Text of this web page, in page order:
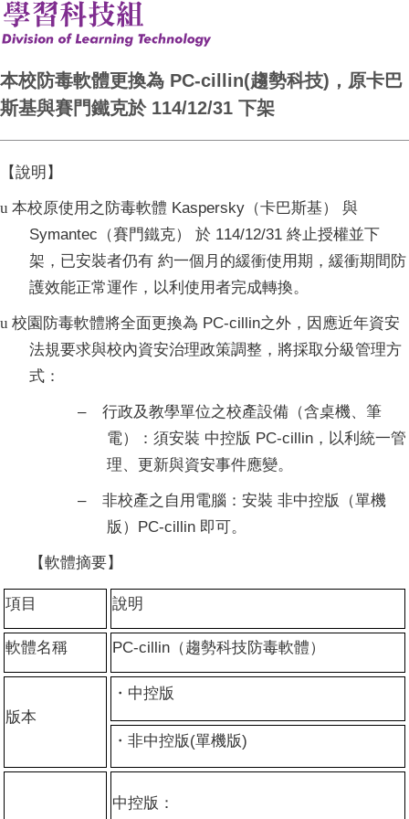
本校防毒軟體更換為 PC-cillin(趨勢科技)，原卡巴
斯基與賽門鐵克於 114/12/31 下架
【說明】
u 本校原使用之防毒軟體 Kaspersky （卡巴斯基） 與
Symantec （賽門鐵克） 於 114/12/31 終止授權並下
架，已安裝者仍有 約一個月的緩衝使用期，緩衝期間防
護效能正常運作，以利使用者完成轉換。
u 校園防毒軟體將全面更換為 PC-cillin之外， 因應近年資安
法規要求與校內資安治理政策調整，將採取分級管理方
式：
‒
行政及教學單位之校產設備（含桌機、筆
電）：須安裝 中控版 PC-cillin ，以利統一管
理、更新與資安事件應變。
‒
非校產之自用電腦：安裝 非中控版
（單機
版） PC-cillin 即可。
【軟體摘要】
項目 說明
軟體名稱 PC-cillin （趨勢科技防毒軟體）
版本
・中控版
・非中控版(單機版)
中控版 ：